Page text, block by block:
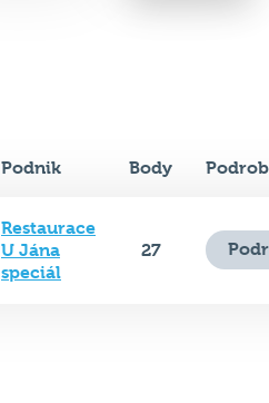
Podnik Body
Restaurace
U Jána
speciál
27